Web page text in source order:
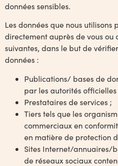
données sensibles.
Les données que nous utilisons
directement auprès de vous ou
suivantes, dans le but de
données :
Publications/ bases de
par les autorités
Prestataires de services ;
Tiers tels que les
commerciaux en
en matière de protection
Sites Internet/annuaires/
de réseaux sociaux